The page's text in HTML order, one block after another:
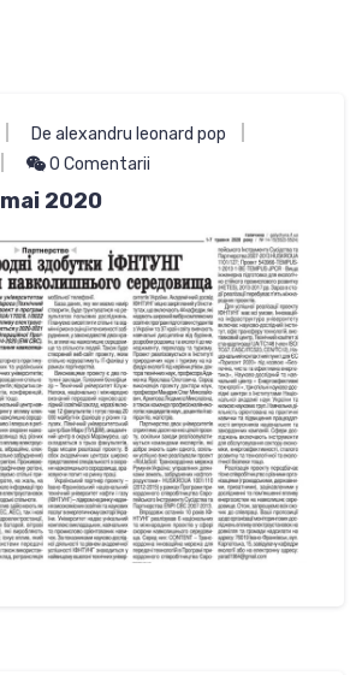
De alexandru leonard pop
0 Comentarii
2020